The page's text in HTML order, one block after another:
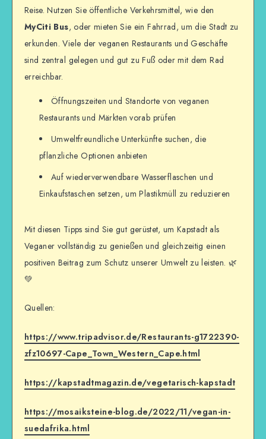
Reise. Nutzen Sie öffentliche Verkehrsmittel, wie den
MyCiti Bus, oder mieten Sie ein Fahrrad, um die Stadt zu
erkunden. Viele der veganen Restaurants und Geschäfte
sind zentral gelegen und gut zu Fuß oder mit dem Rad
erreichbar.
Öffnungszeiten und Standorte von veganen
Restaurants und Märkten vorab prüfen
Umweltfreundliche Unterkünfte suchen, die
pflanzliche Optionen anbieten
Auf wiederverwendbare Wasserflaschen und
Einkaufstaschen setzen, um Plastikmüll zu reduzieren
Mit diesen Tipps sind Sie gut gerüstet, um Kapstadt als
Veganer vollständig zu genießen und gleichzeitig einen
positiven Beitrag zum Schutz unserer Umwelt zu leisten. 🌿
💚
Quellen:
https://www.tripadvisor.de/Restaurants-g1722390-
zfz10697-Cape_Town_Western_Cape.html
https://kapstadtmagazin.de/vegetarisch-kapstadt
https://mosaiksteine-blog.de/2022/11/vegan-in-
suedafrika.html